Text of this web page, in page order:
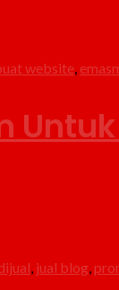
website,
, jual blog,